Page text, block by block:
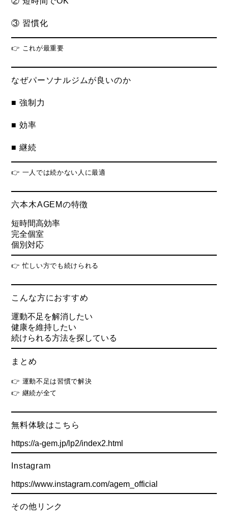
③ 習慣化
👉 これが最重要
なぜパーソナルジムが良いのか
■ 強制力
■ 効率
■ 継続
👉 一人では続かない人に最適
六本木AGEMの特徴
短時間高効率
完全個室
個別対応
👉 忙しい方でも続けられる
こんな方におすすめ
運動不足を解消したい
健康を維持したい
続けられる方法を探している
まとめ
👉 運動不足は習慣で解決
👉 継続が全て
無料体験はこちら
https://a-gem.jp/lp2/index2.html
Instagram
https://www.instagram.com/agem_official
その他リンク